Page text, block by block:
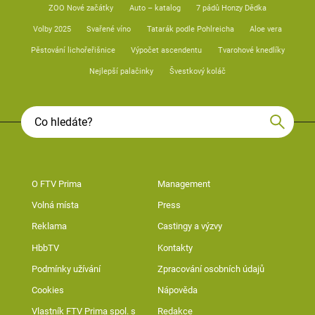
ZOO Nové začátky Auto – katalog 7 pádů Honzy Dědka
Volby 2025 Svařené víno Tatarák podle Pohlreicha Aloe vera
Pěstování lichořeřišnice Výpočet ascendentu Tvarohové knedlíky
Nejlepší palačinky Švestkový koláč
O FTV Prima Management
Volná místa Press
Reklama Castingy a výzvy
HbbTV Kontakty
Podmínky užívání Zpracování osobních údajů
Cookies Nápověda
Vlastník FTV Prima spol. s Redakce